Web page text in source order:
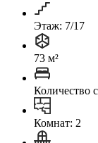
Этаж: 7/17
73 м²
Количество
Комнат: 2